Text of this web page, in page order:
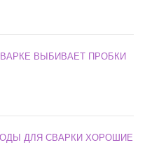
ВЫБИВАЕТ ПРОБКИ
ДЛЯ СВАРКИ ХОРОШИЕ